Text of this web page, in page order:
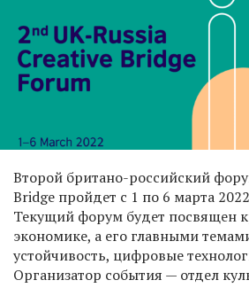
Второй британо-российский
Bridge пройдет с 1 по 6 марта
Текущий форум будет посвящен
экономике, а его главными
устойчивость, цифровые
Организатор события — отдел